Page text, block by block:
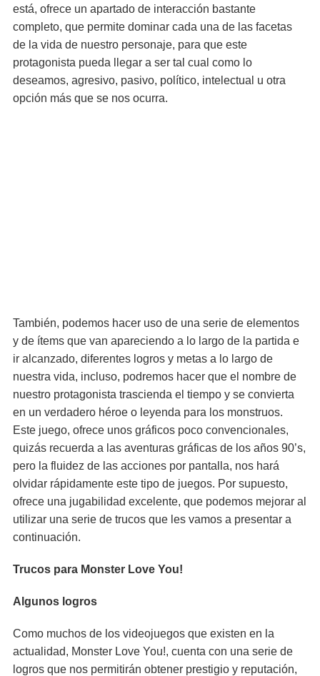
está, ofrece un apartado de interacción bastante
completo, que permite dominar cada una de las facetas
de la vida de nuestro personaje, para que este
protagonista pueda llegar a ser tal cual como lo
deseamos, agresivo, pasivo, político, intelectual u otra
opción más que se nos ocurra.
También, podemos hacer uso de una serie de elementos
y de ítems que van apareciendo a lo largo de la partida e
ir alcanzado, diferentes logros y metas a lo largo de
nuestra vida, incluso, podremos hacer que el nombre de
nuestro protagonista trascienda el tiempo y se convierta
en un verdadero héroe o leyenda para los monstruos.
Este juego, ofrece unos gráficos poco convencionales,
quizás recuerda a las aventuras gráficas de los años 90’s,
pero la fluidez de las acciones por pantalla, nos hará
olvidar rápidamente este tipo de juegos. Por supuesto,
ofrece una jugabilidad excelente, que podemos mejorar al
utilizar una serie de trucos que les vamos a presentar a
continuación.
Trucos para Monster Love You!
Algunos logros
Como muchos de los videojuegos que existen en la
actualidad, Monster Love You!, cuenta con una serie de
logros que nos permitirán obtener prestigio y reputación,